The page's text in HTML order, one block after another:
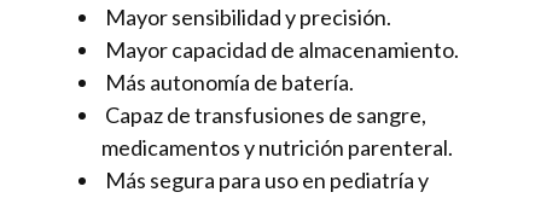
Mayor sensibilidad y precisión.
Mayor capacidad de almacenamiento.
Más autonomía de batería.
Capaz de transfusiones de sangre,
medicamentos y nutrición parenteral.
Más segura para uso en pediatría y